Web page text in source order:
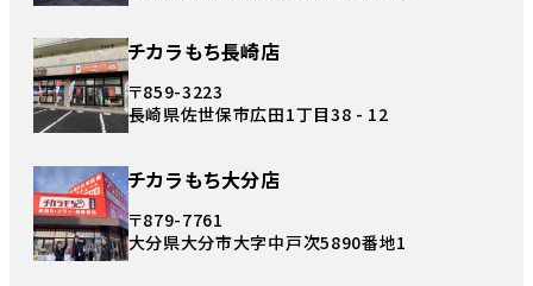
チカラもち長崎店
〒859-3223
長崎県佐世保市広田1丁目38 - 12
チカラもち大分店
〒879-7761
大分県大分市大字中戸次5890番地1